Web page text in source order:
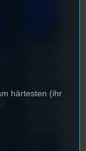
härtesten (ihr